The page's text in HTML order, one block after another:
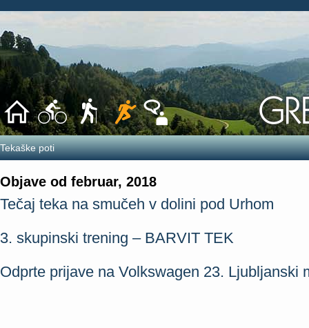
Tekaške poti
Objave od februar, 2018
Tečaj teka na smučeh v dolini pod Urhom
3. skupinski trening – BARVIT TEK
Odprte prijave na Volkswagen 23. Ljubljanski